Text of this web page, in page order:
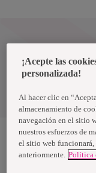
Nosotras, una marca
¡Acepte las
personalizada!
Al hacer clic en
almacenamiento de
navegación en el sitio
nuestros esfuerzos de
el sitio web funcionará,
anteriormente. Política